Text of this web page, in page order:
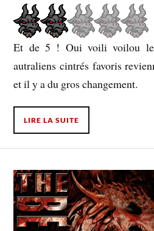
Et de 5 ! Oui voili voilou le
autraliens cintrés favoris
et il y a du gros changement.
LIRE LA SUITE